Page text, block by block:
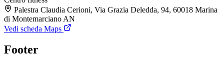
Palestra Claudia Cerioni, Via Grazia Deledda, 94, 60018 Marina
di Montemarciano AN
Vedi scheda Maps
Footer